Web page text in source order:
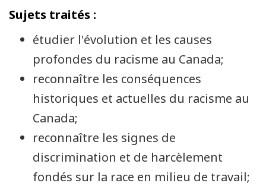
Sujets traités :
étudier l'évolution et les causes
profondes du racisme au Canada;
reconnaître les conséquences
historiques et actuelles du racisme au
Canada;
reconnaître les signes de
discrimination et de harcèlement
fondés sur la race en milieu de travail;